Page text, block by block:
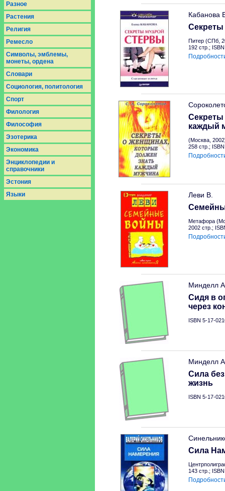
Разное
Растения
Религия
Ремесло
Символы, эмблемы,
монеты, ордена
Словари
Социология, политология
Спорт
Филология
Философия
Эзотерика
Экономика
Энциклопедии и
справочники
Эстония
Языки
Кабанова
Секреты
Питер (СПб,
192 стр.;
Секреты
каждый
(Москва,
258 стр.;
Леви В.
Метафора
2002 стр.;
Минделл А
Сидя в
через
ISBN 5-17-
Минделл А
Сила
жизнь
ISBN 5-17-
Сила
143 стр.;